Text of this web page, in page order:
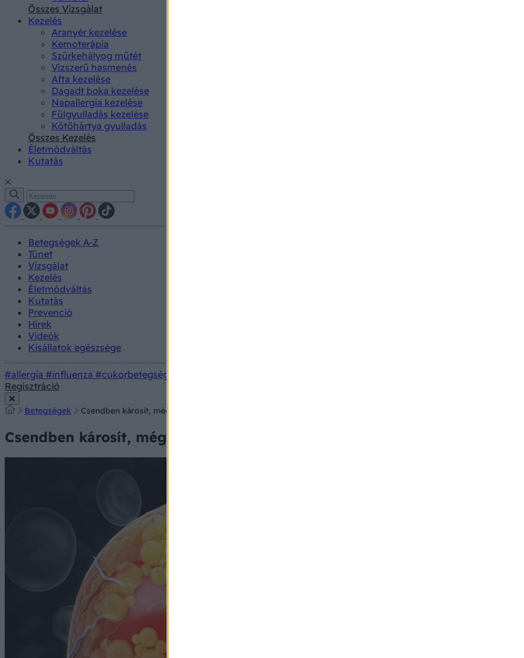
Összes Vizsgálat
Kezelés
Aranyér kezelése
Kemoterápia
Szürkehályog műtét
Vízszerű hasmenés
Afta kezelése
Dagadt boka kezelése
Napallergia kezelése
Fülgyulladás kezelése
Kötőhártya gyulladás
Összes Kezelés
Életmódváltás
Kutatás
Betegségek A-Z
Tünet
Vizsgálat
Kezelés
Életmódváltás
Kutatás
Prevenció
Hírek
Videók
Kisállatok egészsége
#allergia #influenza #cukorbetegség
Regisztráció
Betegségek Csendben károsít, mégis sokakat érint: honnan tudhatja, hogy Önnél is jelen van a zsírmáj?
Csendben károsít, mégis sokakat érint: honnan tudhatja, hogy Önnél is